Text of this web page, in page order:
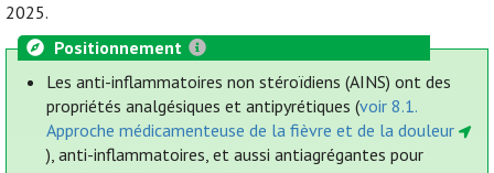
2025.
Positionnement
Les anti-inflammatoires non stéroïdiens (AINS) ont des
propriétés analgésiques et antipyrétiques (voir 8.1.
Approche médicamenteuse de la fièvre et de la douleur
), anti-inflammatoires, et aussi antiagrégantes pour